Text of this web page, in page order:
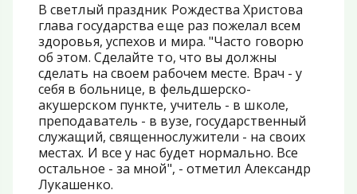
В светлый праздник Рождества Христова
глава государства еще раз пожелал всем
здоровья, успехов и мира. "Часто говорю
об этом. Сделайте то, что вы должны
сделать на своем рабочем месте. Врач - у
себя в больнице, в фельдшерско-
акушерском пункте, учитель - в школе,
преподаватель - в вузе, государственный
служащий, священнослужители - на своих
местах. И все у нас будет нормально. Все
остальное - за мной", - отметил Александр
Лукашенко.